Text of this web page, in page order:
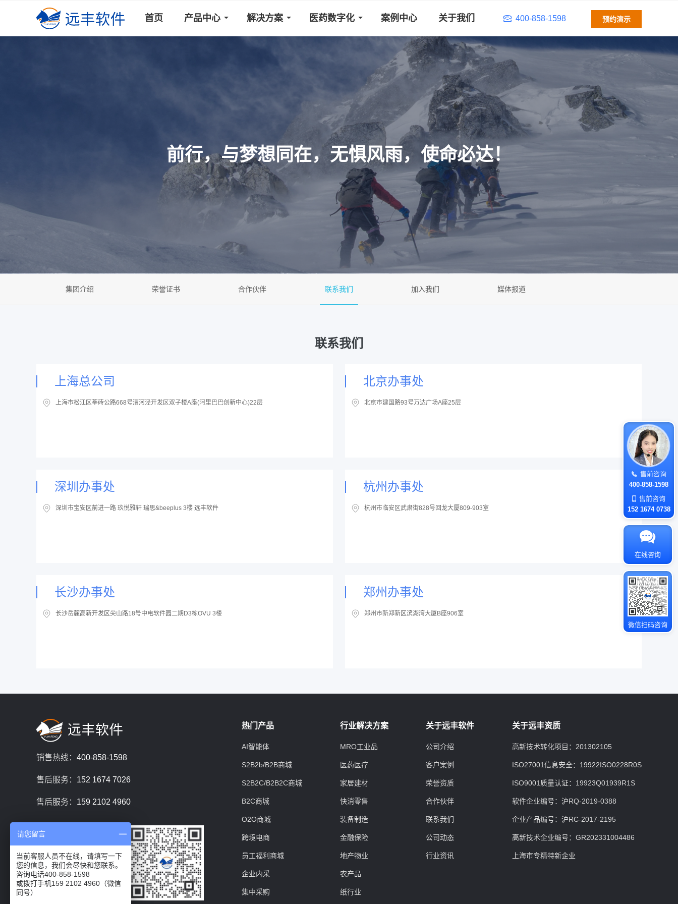
预约演示
400-858-1598
首页 产品中心 解决方案 医药数字化 案例中心 关于我们
前行，与梦想同在，无惧风雨，使命必达！
集团介绍 荣誉证书 合作伙伴 联系我们 加入我们 媒体报道
联系我们
上海总公司
上海市松江区莘砖公路668号漕河泾开发区双子楼A座(阿里巴巴创新中心)22层
北京办事处
北京市建国路93号万达广场A座25层
深圳办事处
深圳市宝安区前进一路 玖悦雅轩 瑞思&beeplus 3楼 远丰软件
杭州办事处
杭州市临安区武肃街828号回龙大厦809-903室
长沙办事处
长沙岳麓高新开发区尖山路18号中电软件园二期D3栋OVU 3楼
郑州办事处
郑州市新郑新区滨湖湾大厦B座906室
销售热线： 400-858-1598
售后服务： 152 1674 7026
售后服务： 159 2102 4960
热门产品
AI智能体
S2B2b/B2B商城
S2B2C/B2B2C商城
B2C商城
O2O商城
跨境电商
员工福利商城
企业内采
集中采购
行业解决方案
MRO工业品
医药医疗
家居建材
快消零售
装备制造
金融保险
地产物业
农产品
纸行业
关于远丰软件
公司介绍
客户案例
荣誉资质
合作伙伴
联系我们
公司动态
行业资讯
关于远丰资质
高新技术转化项目：201302105
ISO27001信息安全：19922ISO0228R0S
ISO9001质量认证：19923Q01939R1S
软件企业编号：沪RQ-2019-0388
企业产品编号：沪RC-2017-2195
高新技术企业编号：GR202331004486
上海市专精特新企业
售前咨询
400-858-1598
售前咨询
152 1674 0738
在线咨询
微信扫码咨询
请您留言
当前客服人员不在线，请填写一下
您的信息，我们会尽快和您联系。
咨询电话400-858-1598
或拨打手机159 2102 4960（微信
同号）